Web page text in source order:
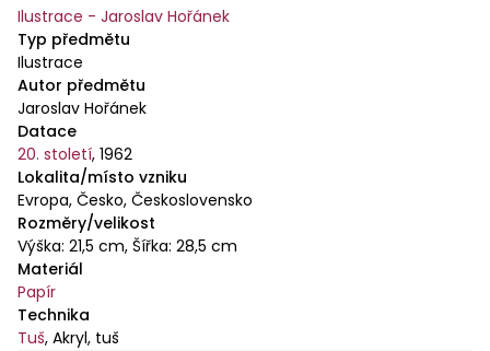
Ilustrace - Jaroslav Hořánek
Typ předmětu
Ilustrace
Autor předmětu
Jaroslav Hořánek
Datace
20. století, 1962
Lokalita/místo vzniku
Evropa, Česko, Československo
Rozměry/velikost
Výška: 21,5 cm, Šířka: 28,5 cm
Materiál
Papír
Technika
Tuš, Akryl, tuš